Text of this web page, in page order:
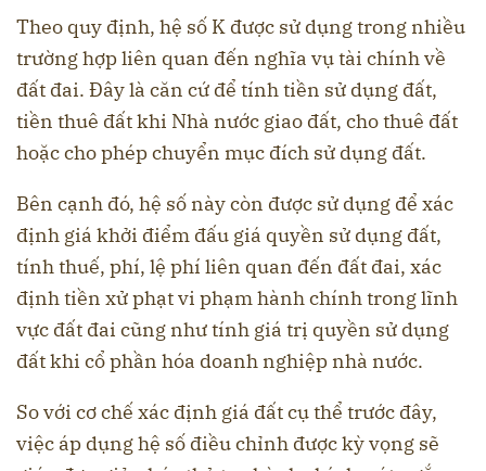
Theo quy định, hệ số K được sử dụng trong nhiều
trường hợp liên quan đến nghĩa vụ tài chính về
đất đai. Đây là căn cứ để tính tiền sử dụng đất,
tiền thuê đất khi Nhà nước giao đất, cho thuê đất
hoặc cho phép chuyển mục đích sử dụng đất.
Bên cạnh đó, hệ số này còn được sử dụng để xác
định giá khởi điểm đấu giá quyền sử dụng đất,
tính thuế, phí, lệ phí liên quan đến đất đai, xác
định tiền xử phạt vi phạm hành chính trong lĩnh
vực đất đai cũng như tính giá trị quyền sử dụng
đất khi cổ phần hóa doanh nghiệp nhà nước.
So với cơ chế xác định giá đất cụ thể trước đây,
việc áp dụng hệ số điều chỉnh được kỳ vọng sẽ